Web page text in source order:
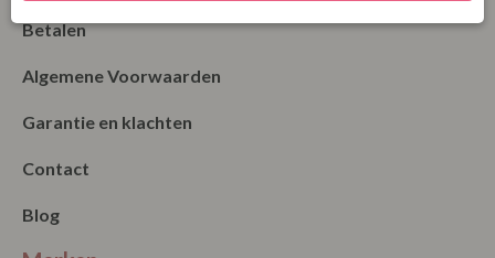
Betalen
Algemene Voorwaarden
Garantie en klachten
Contact
Blog